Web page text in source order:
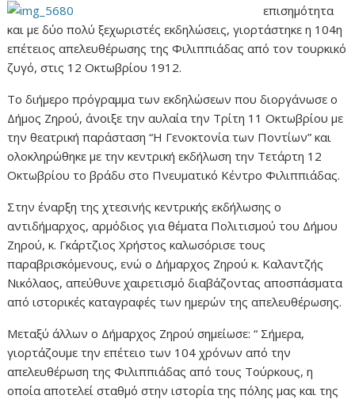
επισημότητα
και με δύο πολύ ξεχωριστές εκδηλώσεις, γιορτάστηκε η 104η
επέτειος απελευθέρωσης της Φιλιππιάδας από τον τουρκικό
ζυγό, στις 12 Οκτωβρίου 1912.
Το διήμερο πρόγραμμα των εκδηλώσεων που διοργάνωσε ο
Δήμος Ζηρού, άνοιξε την αυλαία την Τρίτη 11 Οκτωβρίου με
την θεατρική παράσταση “Η Γενοκτονία των Ποντίων” και
ολοκληρώθηκε με την κεντρική εκδήλωση την Τετάρτη 12
Οκτωβρίου το βράδυ στο Πνευματικό Κέντρο Φιλιππιάδας.
Στην έναρξη της χτεσινής κεντρικής εκδήλωσης ο
αντιδήμαρχος, αρμόδιος για θέματα Πολιτισμού του Δήμου
Ζηρού, κ. Γκάρτζιος Χρήστος καλωσόρισε τους
παραβρισκόμενους, ενώ ο Δήμαρχος Ζηρού κ. Καλαντζής
Νικόλαος, απεύθυνε χαιρετισμό διαβάζοντας αποσπάσματα
από ιστορικές καταγραφές των ημερών της απελευθέρωσης.
Μεταξύ άλλων ο Δήμαρχος Ζηρού σημείωσε: “ Σήμερα,
γιορτάζουμε την επέτειο των 104 χρόνων από την
απελευθέρωση της Φιλιππιάδας από τους Τούρκους, η
οποία αποτελεί σταθμό στην ιστορία της πόλης μας και της